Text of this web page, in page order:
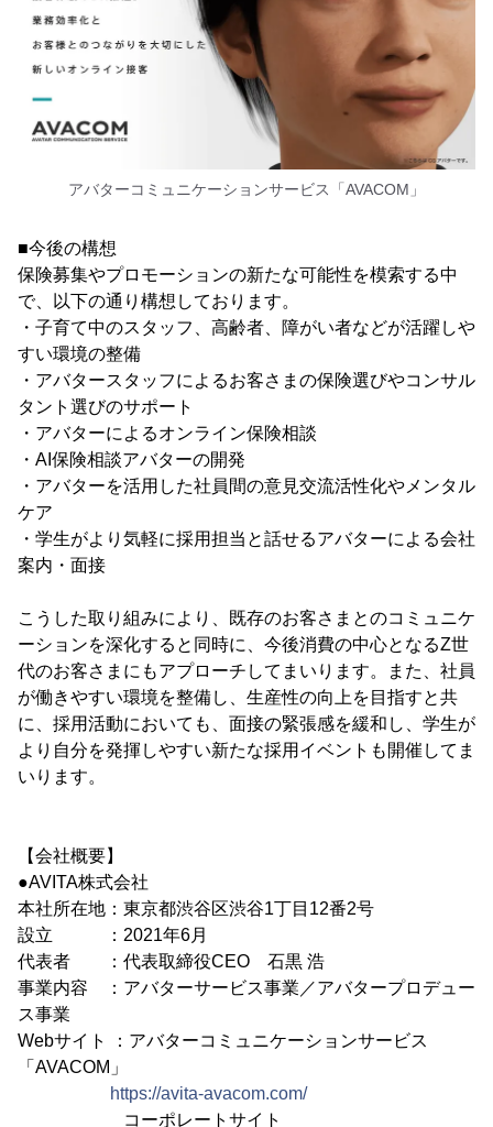
アバターコミュニケーションサービス「AVACOM」
■今後の構想
保険募集やプロモーションの新たな可能性を模索する中
で、以下の通り構想しております。
・子育て中のスタッフ、高齢者、障がい者などが活躍しや
すい環境の整備
・アバタースタッフによるお客さまの保険選びやコンサル
タント選びのサポート
・アバターによるオンライン保険相談
・AI保険相談アバターの開発
・アバターを活用した社員間の意見交流活性化やメンタル
ケア
・学生がより気軽に採用担当と話せるアバターによる会社
案内・面接
こうした取り組みにより、既存のお客さまとのコミュニケ
ーションを深化すると同時に、今後消費の中心となるZ世
代のお客さまにもアプローチしてまいります。また、社員
が働きやすい環境を整備し、生産性の向上を目指すと共
に、採用活動においても、面接の緊張感を緩和し、学生が
より自分を発揮しやすい新たな採用イベントも開催してま
いります。
【会社概要】
●AVITA株式会社
本社所在地：東京都渋谷区渋谷1丁目12番2号
設立 ：2021年6月
代表者 ：代表取締役CEO 石黒 浩
事業内容 ：アバターサービス事業／アバタープロデュー
ス事業
Webサイト ：アバターコミュニケーションサービス
「AVACOM」
https://avita-avacom.com/
コーポレートサイト